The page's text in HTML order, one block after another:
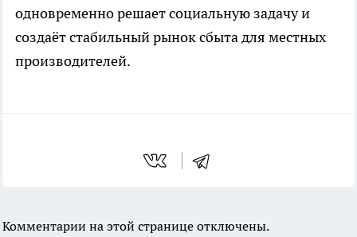
одновременно решает социальную задачу и
создаёт стабильный рынок сбыта для местных
производителей.
Комментарии на этой странице отключены.